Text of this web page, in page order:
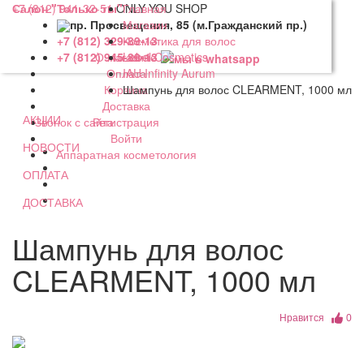
+7 (812) 941-32-51ONLY YOU SHOP
О магазине
Оплата
Корзина
Доставка
Регистрация
Войти
Аппаратная косметология
Салон "Только ты"
пр. Просвещения, 85 (м.Гражданский пр.)
+7 (812) 329-89-13
+7 (812) 945-89-13
Звонок с сайта
Главная
Магазин
Косметика для волос
Lebel Cosmetics
IAU Infinity Aurum
Шампунь для волос CLEARMENT, 1000 мл
АКЦИИ
НОВОСТИ
ОПЛАТА
ДОСТАВКА
Шампунь для волос
CLEARMENT, 1000 мл
Нравится 0